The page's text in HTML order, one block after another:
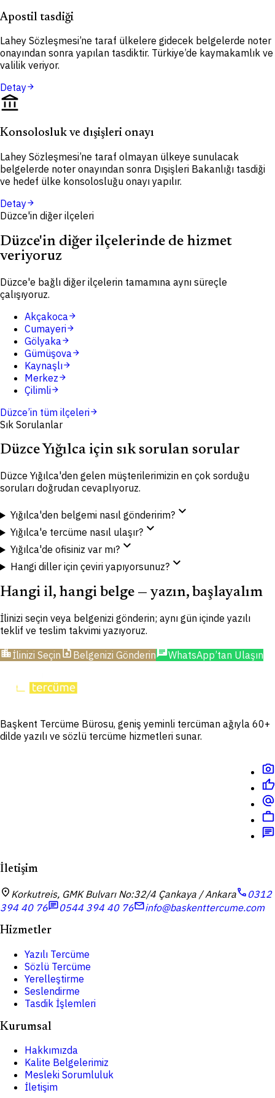
Apostil tasdiği
Lahey Sözleşmesi’ne taraf ülkelere gidecek belgelerde noter
onayından sonra yapılan tasdiktir. Türkiye’de kaymakamlık ve
valilik veriyor.
Detayarrow_forward
account_balance
Konsolosluk ve dışişleri onayı
Lahey Sözleşmesi’ne taraf olmayan ülkeye sunulacak
belgelerde noter onayından sonra Dışişleri Bakanlığı tasdiği
ve hedef ülke konsolosluğu onayı yapılır.
Detayarrow_forward
Düzce'in diğer ilçeleri
Düzce'in diğer ilçelerinde de hizmet
veriyoruz
Düzce'e bağlı diğer ilçelerin tamamına aynı süreçle
çalışıyoruz.
Akçakocaarrow_forward
Cumayeriarrow_forward
Gölyakaarrow_forward
Gümüşovaarrow_forward
Kaynaşlıarrow_forward
Merkezarrow_forward
Çilimliarrow_forward
Düzce’in tüm ilçeleriarrow_forward
Sık Sorulanlar
Düzce Yığılca için sık sorulan sorular
Düzce Yığılca'den gelen müşterilerimizin en çok sorduğu
soruları doğrudan cevaplıyoruz.
Yığılca'den belgemi nasıl gönderirim?expand_more
Yığılca'e tercüme nasıl ulaşır?expand_more
Yığılca'de ofisiniz var mı?expand_more
Hangi diller için çeviri yapıyorsunuz?expand_more
Hangi il, hangi belge — yazın, başlayalım
İlinizi seçin veya belgenizi gönderin; aynı gün içinde yazılı
teklif ve teslim takvimi yazıyoruz.
location_cityİlinizi Seçinupload_fileBelgenizi GönderinchatWhatsApp’tan Ulaşın
Başkent Tercüme Bürosu, geniş yeminli tercüman ağıyla 60+
dilde yazılı ve sözlü tercüme hizmetleri sunar.
photo_camera
thumb_up
alternate_email
work
chat
İletişim
location_on Korkutreis, GMK Bulvarı No:32/4 Çankaya / Ankaracall 0312
394 40 76chat0544 394 40 76mailinfo@baskenttercume.com
Hizmetler
Yazılı Tercüme
Sözlü Tercüme
Yerelleştirme
Seslendirme
Tasdik İşlemleri
Kurumsal
Hakkımızda
Kalite Belgelerimiz
Mesleki Sorumluluk
İletişim